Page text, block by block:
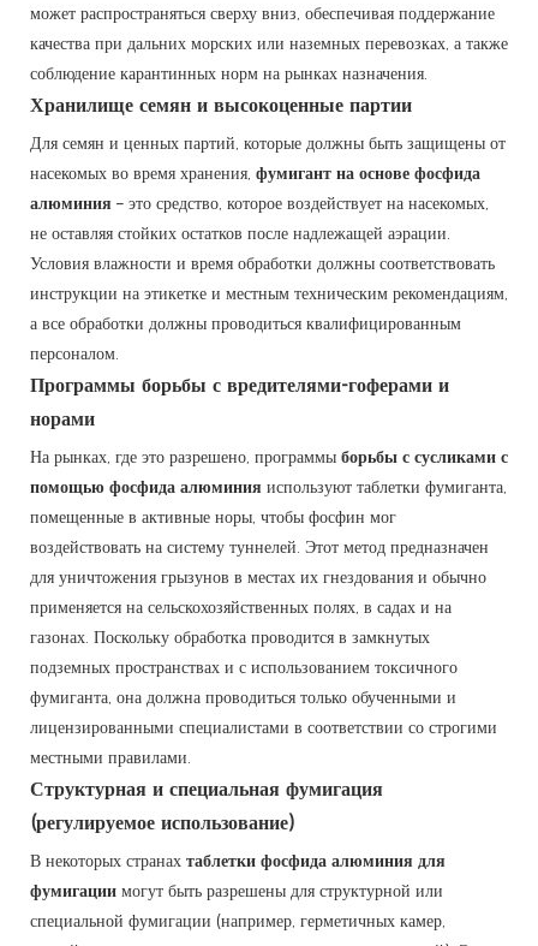
может распространяться сверху вниз, обеспечивая поддержание
качества при дальних морских или наземных перевозках, а также
соблюдение карантинных норм на рынках назначения.
Хранилище семян и высокоценные партии
Для семян и ценных партий, которые должны быть защищены от
насекомых во время хранения, фумигант на основе фосфида
алюминия – это средство, которое воздействует на насекомых,
не оставляя стойких остатков после надлежащей аэрации.
Условия влажности и время обработки должны соответствовать
инструкции на этикетке и местным техническим рекомендациям,
а все обработки должны проводиться квалифицированным
персоналом.
Программы борьбы с вредителями-гоферами и
норами
На рынках, где это разрешено, программы борьбы с сусликами с
помощью фосфида алюминия используют таблетки фумиганта,
помещенные в активные норы, чтобы фосфин мог
воздействовать на систему туннелей. Этот метод предназначен
для уничтожения грызунов в местах их гнездования и обычно
применяется на сельскохозяйственных полях, в садах и на
газонах. Поскольку обработка проводится в замкнутых
подземных пространствах и с использованием токсичного
фумиганта, она должна проводиться только обученными и
лицензированными специалистами в соответствии со строгими
местными правилами.
Структурная и специальная фумигация
(регулируемое использование)
В некоторых странах таблетки фосфида алюминия для
фумигации могут быть разрешены для структурной или
специальной фумигации (например, герметичных камер,